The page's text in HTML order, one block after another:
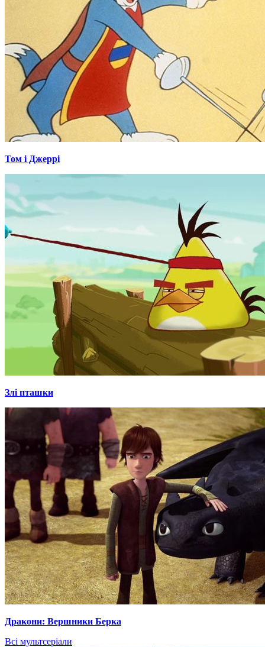
Том і Джеррі
Злі пташки
Дракони: Вершники Берка
Всі мультсеріали